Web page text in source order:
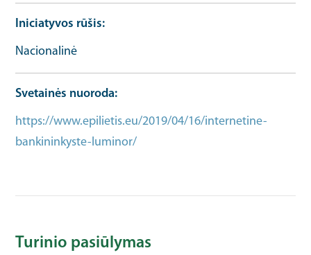
Iniciatyvos rūšis
Nacionalinė
Svetainės nuoroda
https://www.epilietis.eu/2019/04/16/internetine-
bankininkyste-luminor/
Turinio pasiūlymas